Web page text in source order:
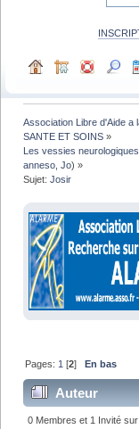
Association Libre d'Aide a
SANTE ET SOINS »
Les vessies
anneso ,Jo) »
Sujet:Josir
Pages: 1 [2] En bas
Auteur
fois)
0 Membres et 1 Invité